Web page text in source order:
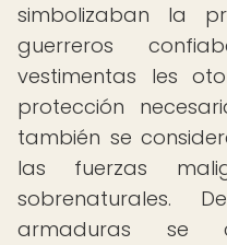
simbolizaban la
guerreros
vestimentas les
protección
también se
las fuerzas
sobrenaturales.
armaduras se